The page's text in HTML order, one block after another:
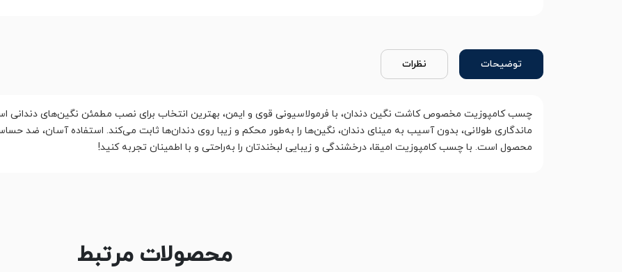
توضیحات نظرات
چسب کامپوزیت مخصوص کاشت نگین دندان، با فرمولاسیونی قوی و ایمن، بهترین انتخاب برای نصب مطمئن نگین‌های دندانی
ماندگاری طولانی، بدون آسیب به مینای دندان، نگین‌ها را به‌طور محکم و زیبا روی دندان‌ها ثابت می‌کند. استفاده آسان، ضد
محصول است. با چسب کامپوزیت امیقا، درخشندگی و زیبایی لبخندتان را به‌راحتی و با اطمینان تجربه کنید!
محصولات مرتبط